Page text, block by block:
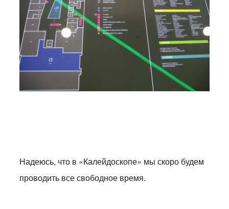
Надеюсь, что в «Калейдоскопе» мы скоро будем
проводить все свободное время.